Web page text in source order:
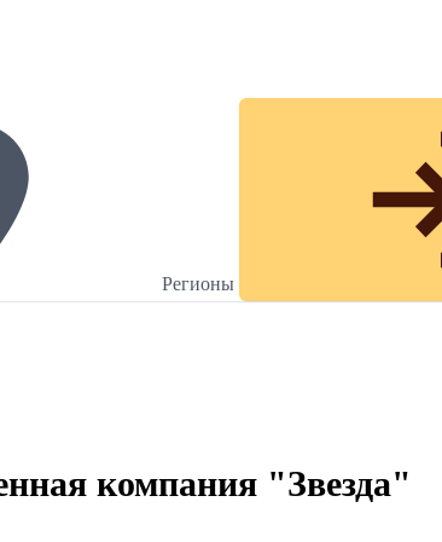
Регионы
компания "Звезда"